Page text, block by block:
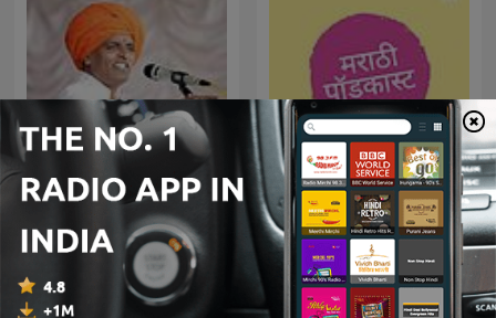
इंदुरीकर महाराज Marathi Podcast